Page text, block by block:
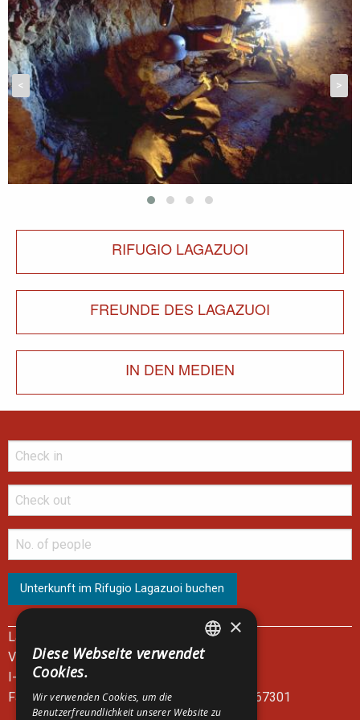
< >
RIFUGIO LAGAZUOI
FREUNDE DES LAGAZUOI
IN DEN MEDIEN
Lagazuoi Spa
Via del Mercato, 14
I-32043 Cortina d'Ampezzo - BL
Fahrkartenschalter der Seilbahn: +39 0436 867301
GERMAN
×
Diese Webseite verwendet
Cookies.
Wir verwenden Cookies, um die
Benutzerfreundlichkeit unserer Website zu